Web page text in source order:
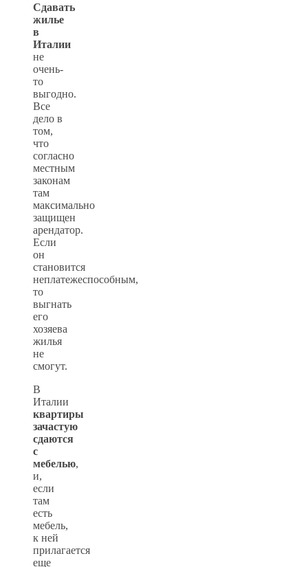
Сдавать
жилье
в
Италии
не
очень-
то
выгодно.
Все
дело в
том,
что
согласно
местным
законам
там
максимально
защищен
арендатор.
Если
он
становится
неплатежеспособным,
то
выгнать
его
хозяева
жилья
не
смогут.
В
Италии
квартиры
зачастую
сдаются
с
мебелью,
и,
если
там
есть
мебель,
к ней
прилагается
еще